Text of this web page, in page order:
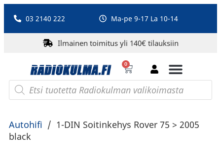
03 2140 222 Ma-pe 9-17 La 10-14
Ilmainen toimitus yli 140€ tilauksiin
0
Autohifi / 1-DIN Soitinkehys Rover 75 > 2005
black